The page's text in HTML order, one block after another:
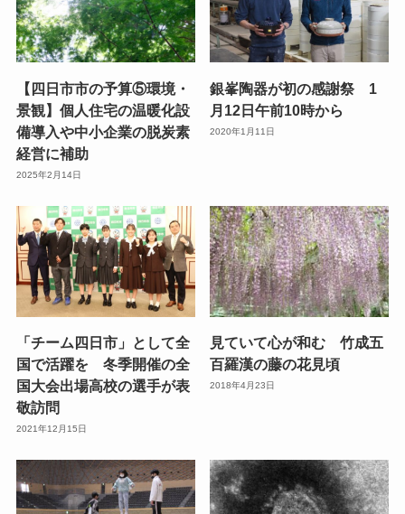
【四日市市の予算⑤環境・
景観】個人住宅の温暖化設
備導入や中小企業の脱炭素
経営に補助
2025年2月14日
銀峯陶器が初の感謝祭 1
月12日午前10時から
2020年1月11日
「チーム四日市」として全
国で活躍を 冬季開催の全
国大会出場高校の選手が表
敬訪問
2021年12月15日
見ていて心が和む 竹成五
百羅漢の藤の花見頃
2018年4月23日